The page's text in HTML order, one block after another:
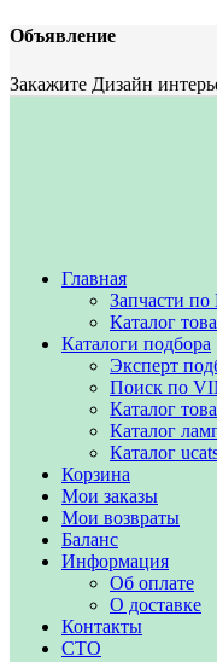
Объявление
Закажите Дизайн
Главная
Запчасти
Каталог
Каталоги подбора
Эксперт
Поиск по
Каталог
Каталог
Каталог
Корзина
Мои заказы
Мои возвраты
Баланс
Информация
Об оплате
О доставке
Контакты
СТО